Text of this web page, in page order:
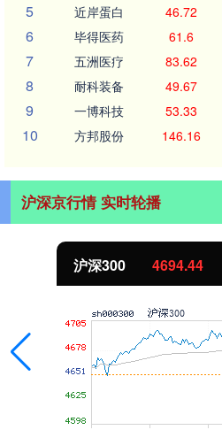
5 近岸蛋白 46.72
6 毕得医药 61.6
7 五洲医疗 83.62
8 耐科装备 49.67
9 一博科技 53.33
10 方邦股份 146.16
沪深京行情 实时轮播
北证50 1134.24